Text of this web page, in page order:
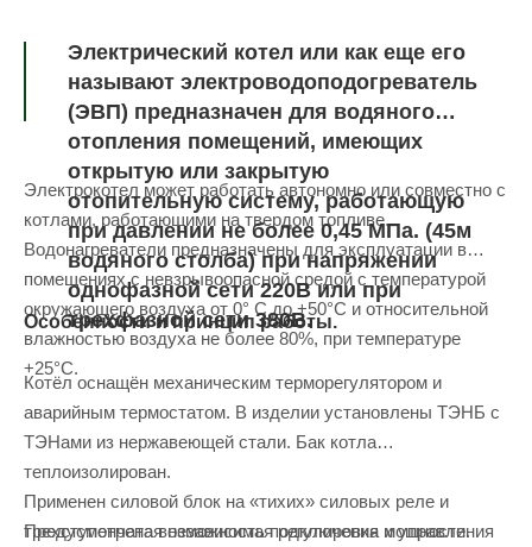
Электрический котел или как еще его
называют электроводоподогреватель
(ЭВП) предназначен для водяного
отопления помещений, имеющих
открытую или закрытую
отопительную систему, работающую
при давлении не более 0,45 МПа. (45м
водяного столба) при напряжении
однофазной сети 220В или при
трехфазной сети 380В.
Электрокотел может работать автономно или совместно с
котлами, работающими на твердом топливе.
Водонагреватели предназначены для эксплуатации в
помещениях с невзрывоопасной средой с температурой
окружающего воздуха от 0° С до +50°С и относительной
влажностью воздуха не более 80%, при температуре
+25°С.
Особенности и принцип работы.
Котёл оснащён механическим терморегулятором и
аварийным термостатом. В изделии установлены ТЭНБ с
ТЭНами из нержавеющей стали. Бак котла
теплоизолирован.
Применен силовой блок на «тихих» силовых реле и
трехступенчатая независимая регулировка мощности.
Предусмотрена возможность подключения и управления